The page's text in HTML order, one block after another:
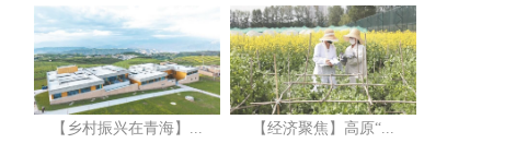
【乡村振兴在青海】... 【经济聚焦】高原“...